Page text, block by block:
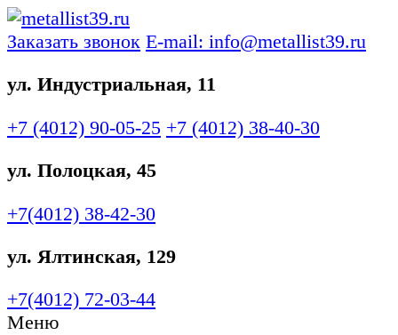
Заказать звонок E-mail: info@metallist39.ru
ул. Индустриальная, 11
+7 (4012) 90-05-25 +7 (4012) 38-40-30
ул. Полоцкая, 45
+7(4012) 38-42-30
ул. Ялтинская, 129
+7(4012) 72-03-44
Меню